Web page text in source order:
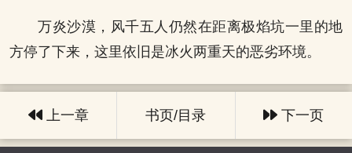
万炎沙漠，风千五人仍然在距离极焰坑一里的地
方停了下来，这里依旧是冰火两重天的恶劣环境。
上一章 书页/目录 下一页